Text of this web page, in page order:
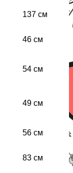
137 см
46 см
54 см
49 см
56 см
83 см